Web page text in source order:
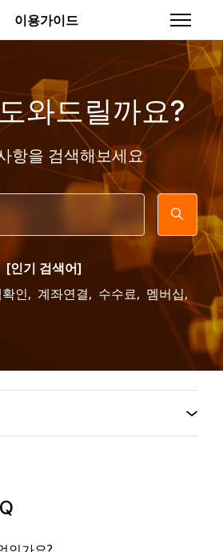
이용가이드 탐색 메
와드릴까요?
항을 검색해보세요
[인기 검색어]
인, 계좌연결, 수수료, 멤버십,